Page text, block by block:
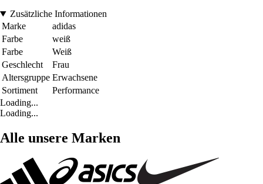
Zusätzliche Informationen
Marke
adidas
Farbe
weiß
Farbe
Weiß
Geschlecht
Frau
Altersgruppe Erwachsene
Sortiment
Performance
Loading...
Loading...
Alle unsere Marken